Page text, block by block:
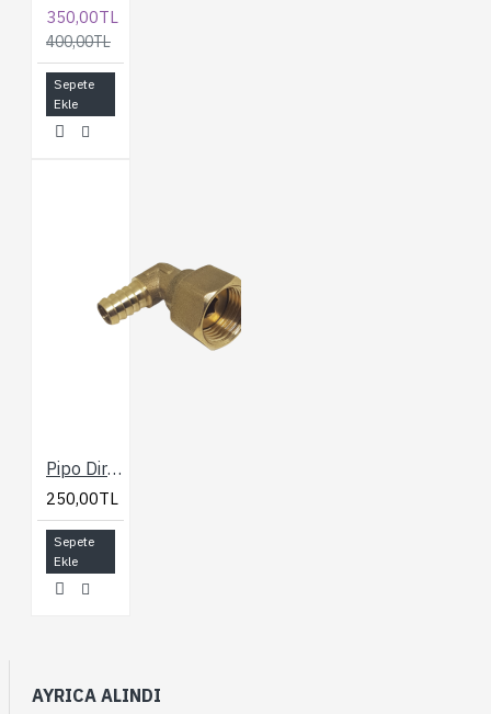
350,00TL
400,00TL
Sepete
Ekle
Pipo Dirsek Metal Pirinç
250,00TL
Sepete
Ekle
AYRICA ALINDI